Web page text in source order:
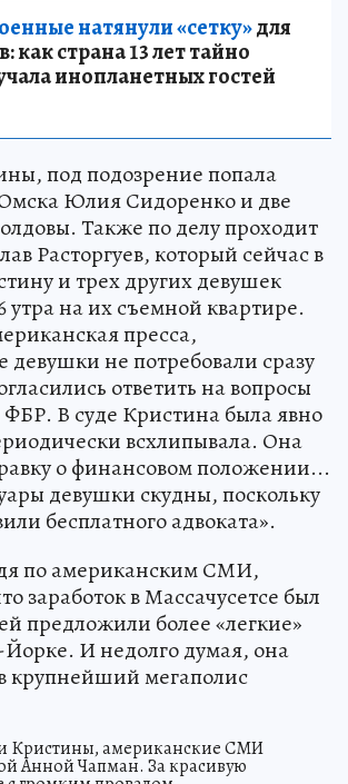
натянули «сетку»для
как страна 13 лет тайно
инопланетных гостей
под подозрение попала
Омска Юлия Сидоренко и две
Также по делу проходит
Расторгуев, который сейчас в
и трех других девушек
утра на их съемной квартире.
пресса,
девушки не потребовали сразу
ответить на вопросы
ФБР. В суде Кристина была явно
всхлипывала. Она
о финансовом положении...
девушки скудны, поскольку
бесплатного адвоката».
по американским СМИ,
заработок в Массачусетсе был
предложили более «легкие»
И недолго думая, она
крупнейший мегаполис